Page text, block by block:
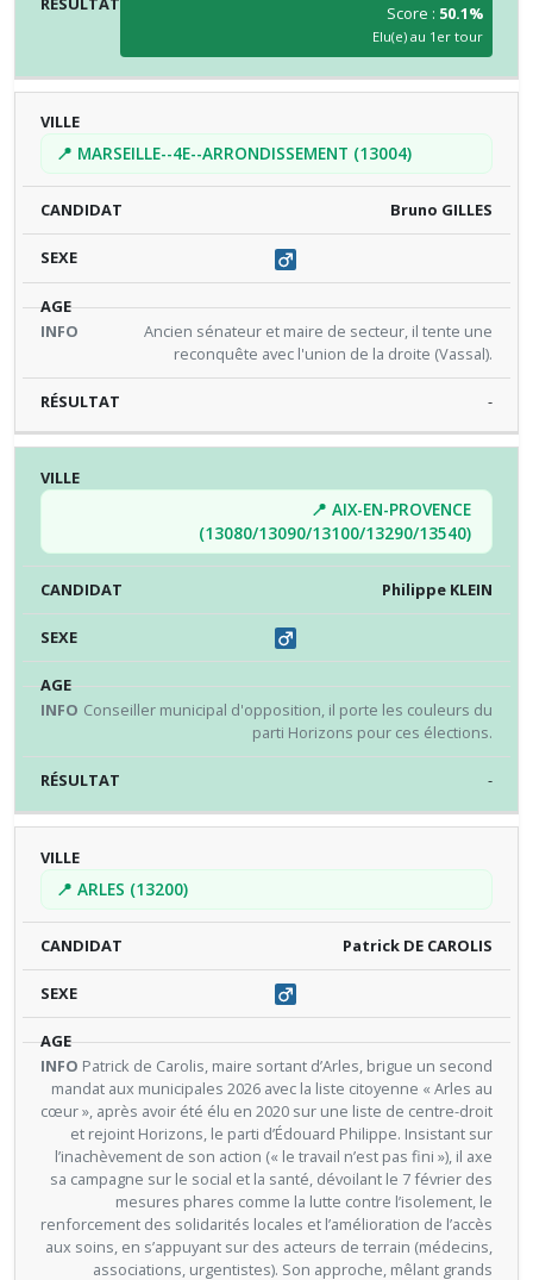
Score : 50.1%
Elu(e) au 1er tour
📍 MARSEILLE--4E--ARRONDISSEMENT (13004)
Bruno GILLES
Ancien sénateur et maire de secteur, il tente une
reconquête avec l'union de la droite (Vassal).
-
📍 AIX-EN-PROVENCE
(13080/13090/13100/13290/13540)
Philippe KLEIN
Conseiller municipal d'opposition, il porte les couleurs du
parti Horizons pour ces élections.
-
📍 ARLES (13200)
Patrick DE CAROLIS
Patrick de Carolis, maire sortant d’Arles, brigue un second
mandat aux municipales 2026 avec la liste citoyenne « Arles au
cœur », après avoir été élu en 2020 sur une liste de centre-droit
et rejoint Horizons, le parti d’Édouard Philippe. Insistant sur
l’inachèvement de son action (« le travail n’est pas fini »), il axe
sa campagne sur le social et la santé, dévoilant le 7 février des
mesures phares comme la lutte contre l’isolement, le
renforcement des solidarités locales et l’amélioration de l’accès
aux soins, en s’appuyant sur des acteurs de terrain (médecins,
associations, urgentistes). Son approche, mêlant grands